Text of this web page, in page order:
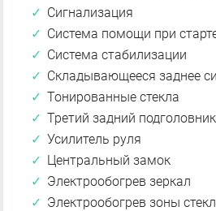
Сигнализация
Система помощи при
Система стабилизации
Складывающееся заднее
Тонированные стекла
Третий задний подголовник
Усилитель руля
Центральный замок
Электрообогрев зеркал
Электрообогрев зоны